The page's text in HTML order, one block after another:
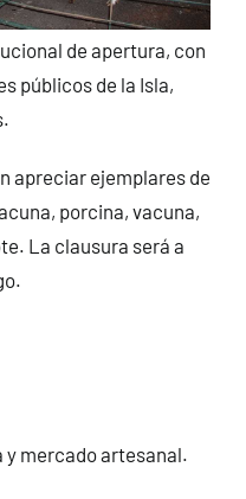
de apertura, con
públicos de la Isla,
apreciar ejemplares de
porcina, vacuna,
La clausura será a
mercado artesanal.